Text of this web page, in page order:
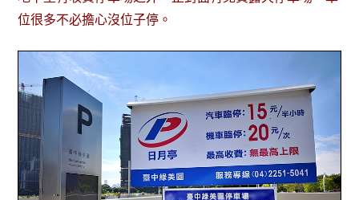
位很多不必擔心沒位子停。